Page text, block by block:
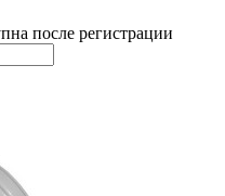
после регистрации